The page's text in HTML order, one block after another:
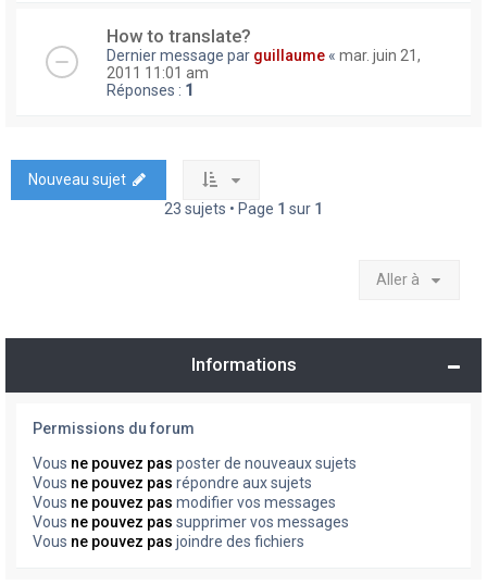
How to translate?
Dernier message par guillaume « mar. juin 21,
2011 11:01 am
Réponses : 1
Nouveau sujet
23 sujets • Page 1 sur 1
Aller à
Informations
Permissions du forum
Vous ne pouvez pas poster de nouveaux sujets
Vous ne pouvez pas répondre aux sujets
Vous ne pouvez pas modifier vos messages
Vous ne pouvez pas supprimer vos messages
Vous ne pouvez pas joindre des fichiers